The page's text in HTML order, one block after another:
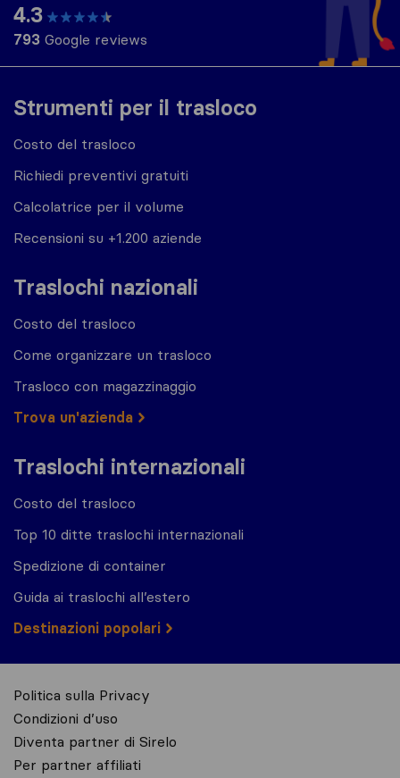
Strumenti per il trasloco
Costo del trasloco
Richiedi preventivi gratuiti
Calcolatrice per il volume
Recensioni su +1.200 aziende
Traslochi nazionali
Costo del trasloco
Come organizzare un trasloco
Trasloco con magazzinaggio
Trova un'azienda
Traslochi internazionali
Costo del trasloco
Top 10 ditte traslochi internazionali
Spedizione di container
Guida ai traslochi all’estero
Destinazioni popolari
4.3
793 Google reviews
Politica sulla Privacy
Condizioni d’uso
Diventa partner di Sirelo
Per partner affiliati